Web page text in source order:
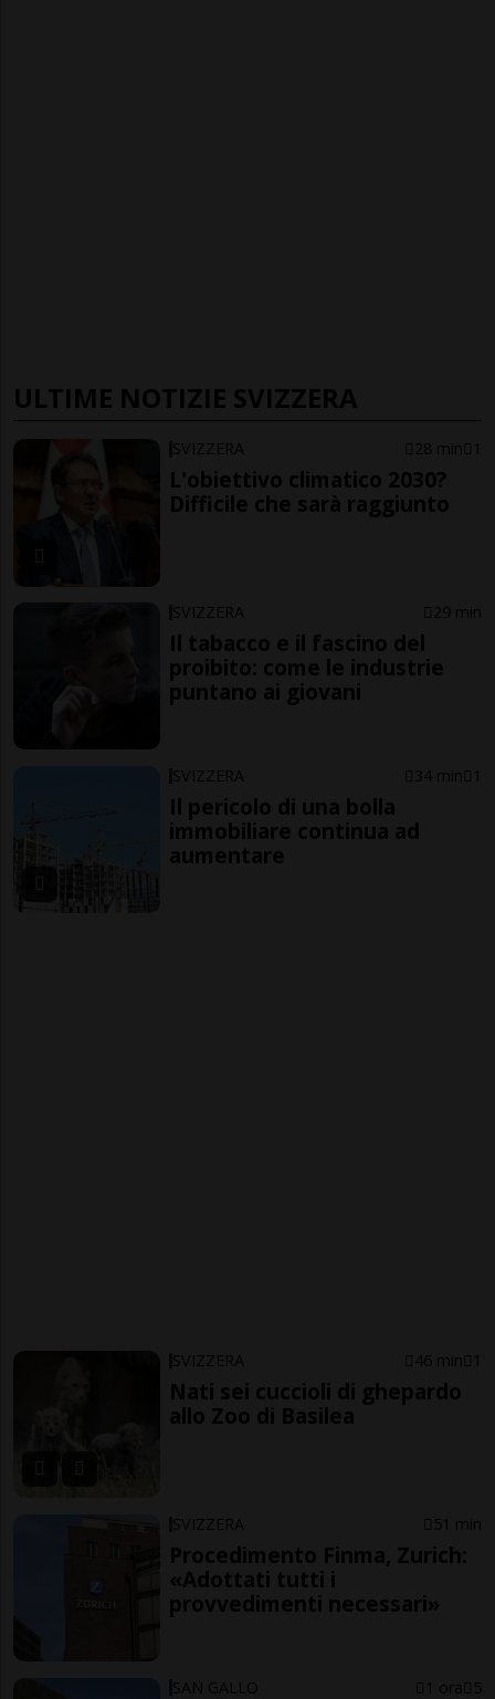
ULTIME NOTIZIE SVIZZERA
SVIZZERA 28 min 1
L'obiettivo climatico 2030?
Difficile che sarà raggiunto
SVIZZERA 29 min
Il tabacco e il fascino del
proibito: come le industrie
puntano ai giovani
SVIZZERA 34 min 1
Il pericolo di una bolla
immobiliare continua ad
aumentare
SVIZZERA 46 min 1
Nati sei cuccioli di ghepardo
allo Zoo di Basilea
SVIZZERA 51 min
Procedimento Finma, Zurich:
«Adottati tutti i
provvedimenti necessari»
SAN GALLO 1 ora 5